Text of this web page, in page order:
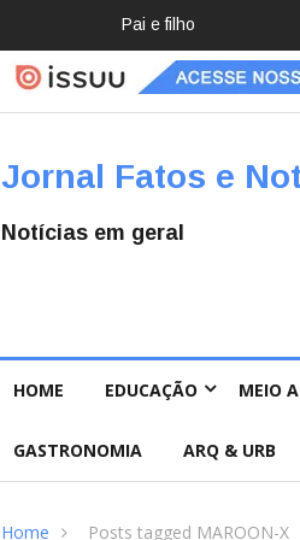
Pai e filhoCrochê,
jardinage
m, diário:
mulheres
rindo
hobbies
desacele
Jornal Fatos e
Notícias em geral
HOME EDUCAÇÃO MEIO
GASTRONOMIA ARQ & URB
Home Posts tagged MAROON-X